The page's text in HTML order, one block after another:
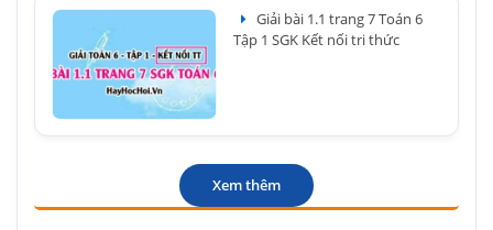
Giải bài 1.1 trang 7 Toán 6
Tập 1 SGK Kết nối tri thức
Xem thêm